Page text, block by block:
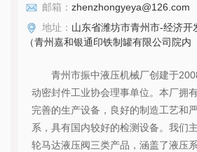
邮箱： zhenzhongyeya@126.com
地址： 山东省潍坊市青州市-经济
（青州嘉和银通印铁制罐有限公司院内
青州市振中液压机械厂创建于
动密封件工业协会理事单位。本厂拥
完善的生产设备，良好的制造工艺和
系，具有国内较好的检测设备。我们
轮马达液压阀三类产品，涵盖了液压